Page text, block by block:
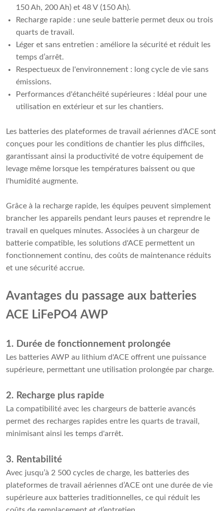
150 Ah, 200 Ah) et 48 V (150 Ah).
Recharge rapide : une seule batterie permet deux ou trois
quarts de travail.
Léger et sans entretien : améliore la sécurité et réduit les
temps d’arrêt.
Respectueux de l'environnement : long cycle de vie sans
émissions.
Performances d'étanchéité supérieures : Idéal pour une
utilisation en extérieur et sur les chantiers.
Les batteries des plateformes de travail aériennes d'ACE sont
conçues pour les conditions de chantier les plus difficiles,
garantissant ainsi la productivité de votre équipement de
levage même lorsque les températures baissent ou que
l'humidité augmente.
Grâce à la recharge rapide, les équipes peuvent simplement
brancher les appareils pendant leurs pauses et reprendre le
travail en quelques minutes. Associées à un chargeur de
batterie compatible, les solutions d'ACE permettent un
fonctionnement continu, des coûts de maintenance réduits
et une sécurité accrue.
Avantages du passage aux batteries
ACE LiFePO4 AWP
1. Durée de fonctionnement prolongée
Les batteries AWP au lithium d'ACE offrent une puissance
supérieure, permettant une utilisation prolongée par charge.
2. Recharge plus rapide
La compatibilité avec les chargeurs de batterie avancés
permet des recharges rapides entre les quarts de travail,
minimisant ainsi les temps d'arrêt.
3. Rentabilité
Avec jusqu’à 2 500 cycles de charge, les batteries des
plateformes de travail aériennes d’ACE ont une durée de vie
supérieure aux batteries traditionnelles, ce qui réduit les